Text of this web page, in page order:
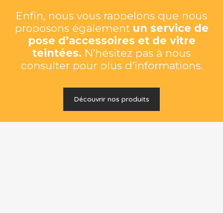
Enfin, nous vous rappelons que nous
proposons également un service de
pose d’accessoires et de vitre
teintées. N’hésitez pas à nous
consulter pour plus d’informations.
Découvrir nos produits